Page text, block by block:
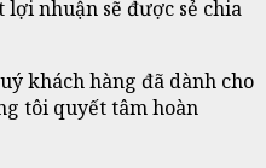
nhuận sẽ được sẻ chia
khách hàng đã dành cho
tôi quyết tâm hoàn